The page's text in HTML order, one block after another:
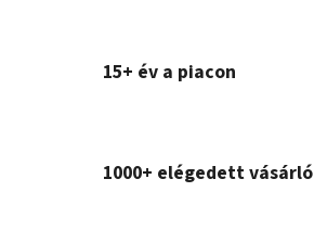
15+ év a piacon
1000+ elégedett vásárló